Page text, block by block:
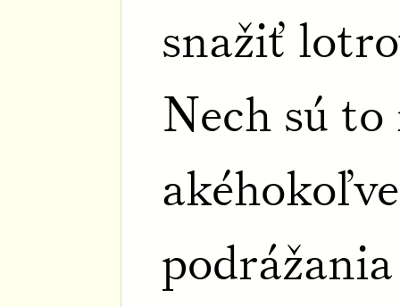
snažiť
Nech sú